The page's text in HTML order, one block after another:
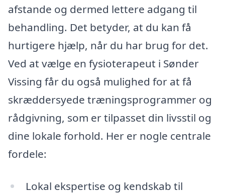
afstande og dermed lettere adgang til
behandling. Det betyder, at du kan få
hurtigere hjælp, når du har brug for det.
Ved at vælge en fysioterapeut i Sønder
Vissing får du også mulighed for at få
skræddersyede træningsprogrammer og
rådgivning, som er tilpasset din livsstil og
dine lokale forhold. Her er nogle centrale
fordele:
Lokal ekspertise og kendskab til